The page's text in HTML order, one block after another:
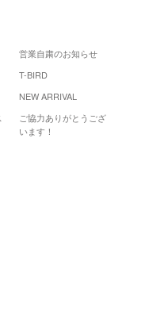
営業自粛のお知らせ
T-BIRD
NEW ARRIVAL
ご協力ありがとうござ
います！